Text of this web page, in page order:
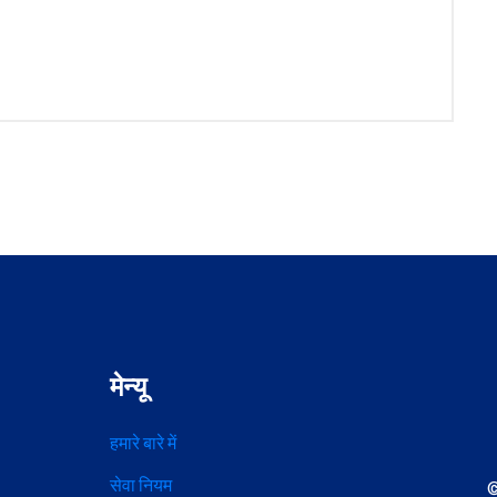
मेन्यू
हमारे बारे में
सेवा नियम